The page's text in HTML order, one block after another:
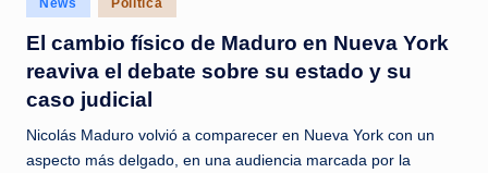
c
i
a
a
in
News Política
El cambio físico de Maduro en Nueva York
reaviva el debate sobre su estado y su
caso judicial
Nicolás Maduro volvió a comparecer en Nueva York con un
aspecto más delgado, en una audiencia marcada por la